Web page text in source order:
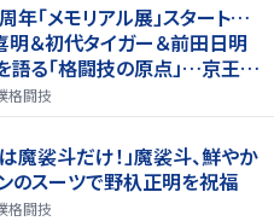
年「メモリアル展」スタート…
＆初代タイガー＆前田日明
る「格闘技の原点」…京王プ
まで
格闘技
魔裟斗だけ！」魔裟斗、鮮やか
のスーツで野杁正明を祝福
格闘技